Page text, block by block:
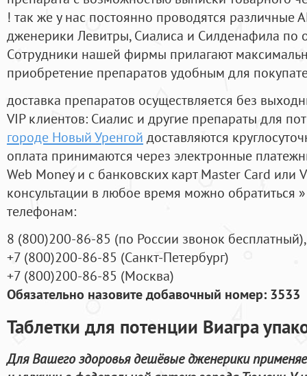
! так же у нас постоянно проводятся
дженерики Левитры, Сиалиса и Силденафила по
Cотрудники нашей фирмы прилагают
приобретение препаратов удобным для
доставка препаратов осуществляется без
VIP клиентов: Сиалис и другие препараты для
городе Новый Уренгой доставляются
оплата принимаются через электронные
Web Money и с банковских карт Master Card или
консультации в любое время можно обратиться
телефонам:
8 (800)200-86-85 (по России звонок бесплатный),
+7 (800)200-86-85 (Санкт-Петербург)
+7 (800)200-86-85 (Москва)
Обязательно назовите добавочный номер: 3533
Таблетки для потенции Виагра
Для Вашего здоровья дешёвые дженерики